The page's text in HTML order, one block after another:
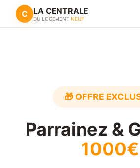
Retour
C LA CENTRALE
DU LOGEMENT NEUF
🎁 OFFRE
Parrainez &
1000€
Recevoir mes